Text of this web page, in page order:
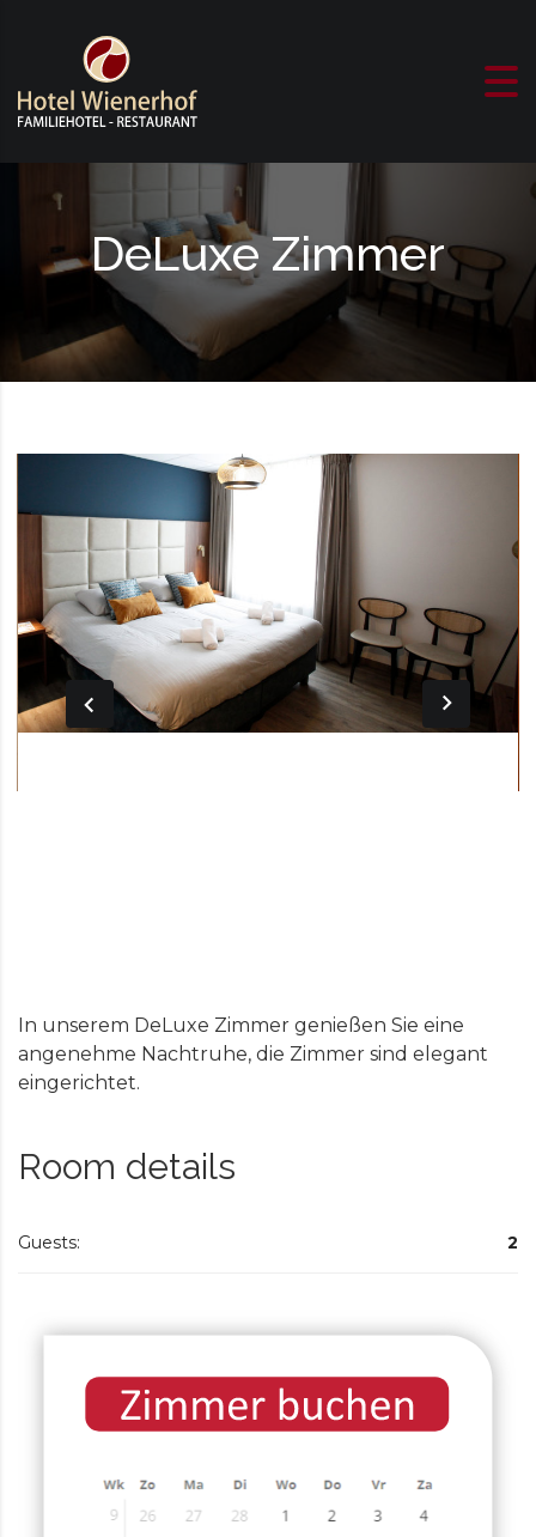
DeLuxe Zimmer
In unserem DeLuxe Zimmer genießen Sie eine
angenehme Nachtruhe, die Zimmer sind elegant
eingerichtet.
Room details
Guests: 2